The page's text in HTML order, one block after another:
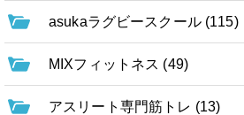
asukaラグビースクール (115)
MIXフィットネス (49)
アスリート専門筋トレ (13)